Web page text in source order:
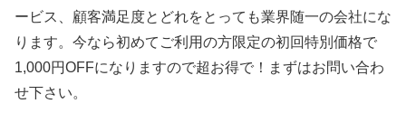
ービス、顧客満足度とどれをとっても業界随一の会社にな
ります。今なら初めてご利用の方限定の初回特別価格で
1,000円OFFになりますので超お得で！まずはお問い合わ
せ下さい。